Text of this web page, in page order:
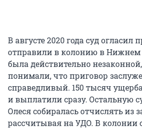
В августе 2020 года суд огласил
отправили в колонию в Нижнем
была действительно
понимали, что приговор
справедливый. 150 тысяч
и выплатили сразу. Остальную
Олеся собиралась отчислять из
рассчитывая на УДО. В колонии